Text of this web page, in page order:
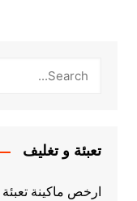
تعبئة و تغليف
ارخص ماكينة